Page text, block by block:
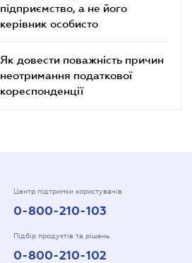
підприємство, а не його
керівник особисто
Як довести поважність причин
неотримання податкової
кореспонденції
Центр підтримки користувачів
0-800-210-103
Підбір продуктів та рішень
0-800-210-102